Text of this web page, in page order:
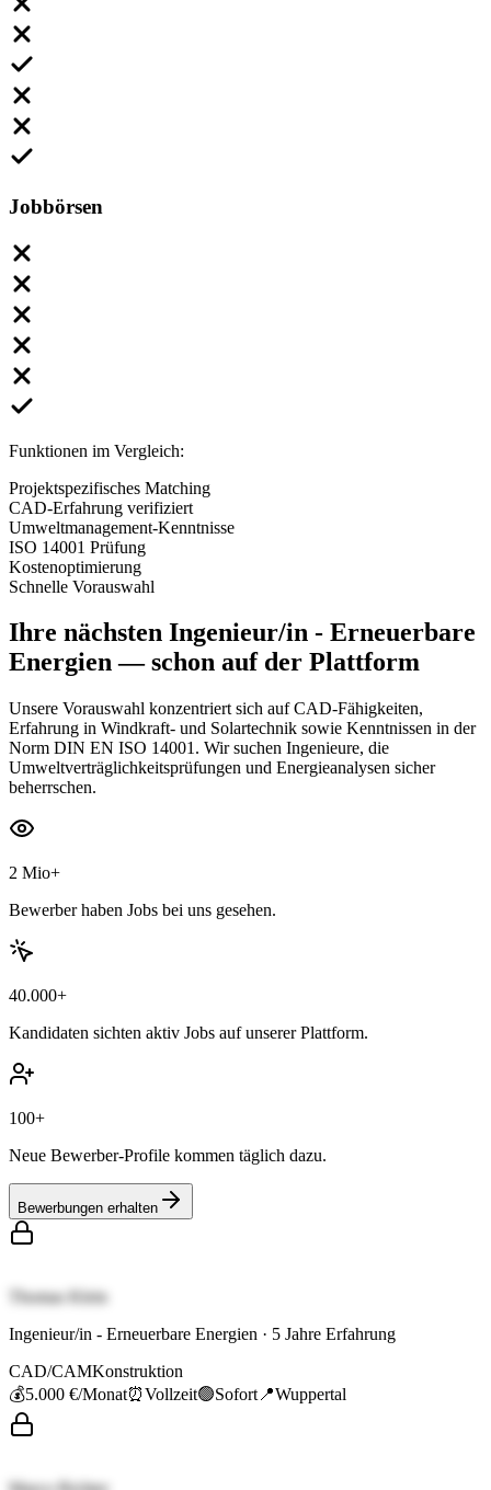
Jobbörsen
Funktionen im Vergleich:
Projektspezifisches Matching
CAD-Erfahrung verifiziert
Umweltmanagement-Kenntnisse
ISO 14001 Prüfung
Kostenoptimierung
Schnelle Vorauswahl
Ihre nächsten Ingenieur/in - Erneuerbare
Energien— schon auf der Plattform
Unsere Vorauswahl konzentriert sich auf CAD-Fähigkeiten,
Erfahrung in Windkraft- und Solartechnik sowie Kenntnissen in der
Norm DIN EN ISO 14001. Wir suchen Ingenieure, die
Umweltverträglichkeitsprüfungen und Energieanalysen sicher
beherrschen.
2 Mio+
Bewerber haben Jobs bei uns gesehen.
40.000+
Kandidaten sichten aktiv Jobs auf unserer Plattform.
100+
Neue Bewerber-Profile kommen täglich dazu.
Bewerbungen erhalten
Thomas Klein
Ingenieur/in - Erneuerbare Energien · 5 Jahre Erfahrung
CAD/CAMKonstruktion
💰5.000 €/Monat⏰Vollzeit🟢Sofort 📍Wuppertal